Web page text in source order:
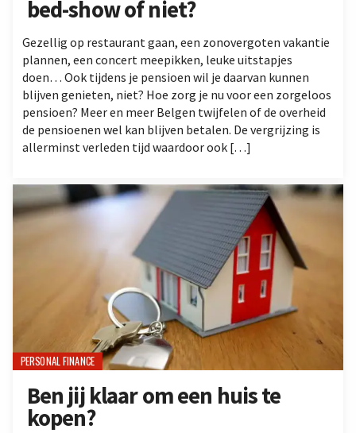
bed-show of niet?
Gezellig op restaurant gaan, een zonovergoten vakantie
plannen, een concert meepikken, leuke uitstapjes
doen… Ook tijdens je pensioen wil je daarvan kunnen
blijven genieten, niet? Hoe zorg je nu voor een zorgeloos
pensioen? Meer en meer Belgen twijfelen of de overheid
de pensioenen wel kan blijven betalen. De vergrijzing is
allerminst verleden tijd waardoor ook […]
PERSONAL FINANCE
Ben jij klaar om een huis te
kopen?